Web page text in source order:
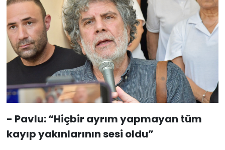
- Pavlu: “Hiçbir ayrım yapmayan tüm
kayıp yakınlarının sesi oldu”